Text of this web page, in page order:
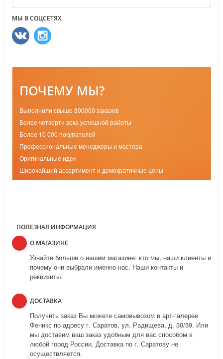
МЫ В СОЦСЕТЯХ
ПОЧЕМУ МЫ?
Выполнили свыше 800000 заказов
Более четверти века успешной работы
Более 10 000 покупателей
Профессиональные менеджеры и мастера
Оригинальные идеи
Широчайший ассортимент и демократичные цены
ПОЛЕЗНАЯ ИНФОРМАЦИЯ
О МАГАЗИНЕ
Узнайте больше о нашем магазине: кто мы, наши клиенты и
почему они выбрали именно нас. Наши контакты и
реквизиты.
ДОСТАВКА
Получить заказ Вы можете самовывозом в арт-галерее
Феникс по адресу г. Саратов, ул. Радищева, д. 30/59. Или
мы доставим ваш заказ удобным для вас способом в
любой город России. Доставка по г. Саратову не
осуществляется.